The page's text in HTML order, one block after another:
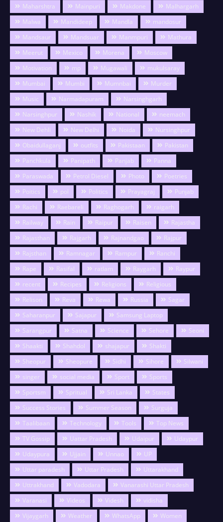
Maharshtra
Mainpuri Makdone
Malhargarh
Malwa
Mandideep Mandla
mandosur
Mandsaur
Mandsuar Manmpuri
Mathura
Meerut
Mexico Morena
Moscow
Motivation
mp Mugawali
mukulsaray
Mumbai
Mumbi Mumnbai
Murder
Music
Narmadapuram
Narsinghgarh
Narsinghpur
Nashik National
neemach
New Dehli
New Delhi Noida
Nursinghpur
Obaidullaganj
outfits Pakistaan
Pakistan
Panchkula
Panipath Panjab
Panna
Paraswada
Petrol Diesel Photo
Poetries
Poitics
pol Politics Prayagraj
Punjab
Rachi
Raebareli Raghogarh
raigarh
Railway
Rain Raipur Raisen
Rajastha
Rajasthan
Rajgarh Rajnandgao
Rajpur
Rajsthan
Ramnagar Rampur
Ranchi
Rape
Rasifal ratlam Raygarh
Raypur
recent
Recipes Religions
Religious
Relison
Reva Rewa Russia
Sagar
Saharanpur
Sajapur
Samsung Laptop
Sarangpur
Satna Science Sehore
Seoni
Shaakti
Shahdol shajapur
Shakti
Sheopur
Sheopure Sidhi Sihore
Silwani
singer
social media Sport
Sports
Sportsm
Spritual Sri Lanka
States
Success Stories
Summer Season
Surguja
Taalibaan
Technology Tools
Top News
TV Gossip
Uattar Pradesh Udaipur
Udaypur
Udaypura
Ujjain Unnao
UP
Uttar paradesh
Uttar Pradesh
Uttarakhand
Uttrakhand
Vadodara
Vanarashi Uttar Pradesh
Varanasi
Videos Videsh
vidisha
Vijaygarh
Weather WhatsApp Women